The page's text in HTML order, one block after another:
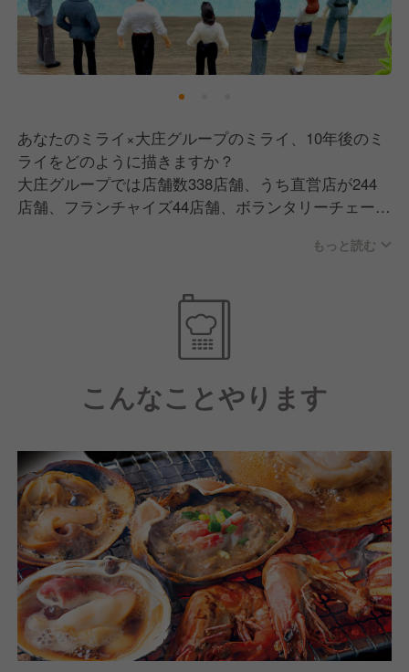
あなたのミライ×大庄グループのミライ、10年後のミ
ライをどのように描きますか？
大庄グループでは店舗数338店舗、うち直営店が244
店舗、フランチャイズ44店舗、ボランタリーチェーン
入社後、店舗にて活躍の中で、
大きな店舗で仕事をしたい、反対にお客様ひとり一人
に自分で対応できる小型店舗で働きたい、魚業態から
肉業態も経験してみたい、店長になりたい、社員独立
制度（≒ボランタリーチェーン制度）を利用して独立
したい、複数店舗の統括マネージャーになりたい、新
い、スタッフ採用を人事部門でやってみたい。全てあ
りです。
スタッフ一人ひとりの個性を活かし、自分のミライを
自ら創り出すことが実現できるので、あなたらしい理
想の環境が見つかるはずです！
もっと読む
こんなことやります